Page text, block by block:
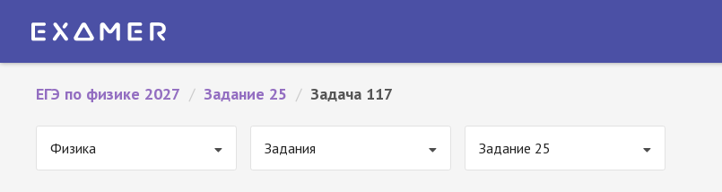
ЕГЭ по физике 2027 / Задание 25 / Задача 117
Физика Задания Задание 25